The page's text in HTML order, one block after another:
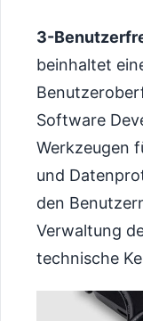
3-
beinhaltet
Software
Werkzeugen
und
den
Verwaltung
technische